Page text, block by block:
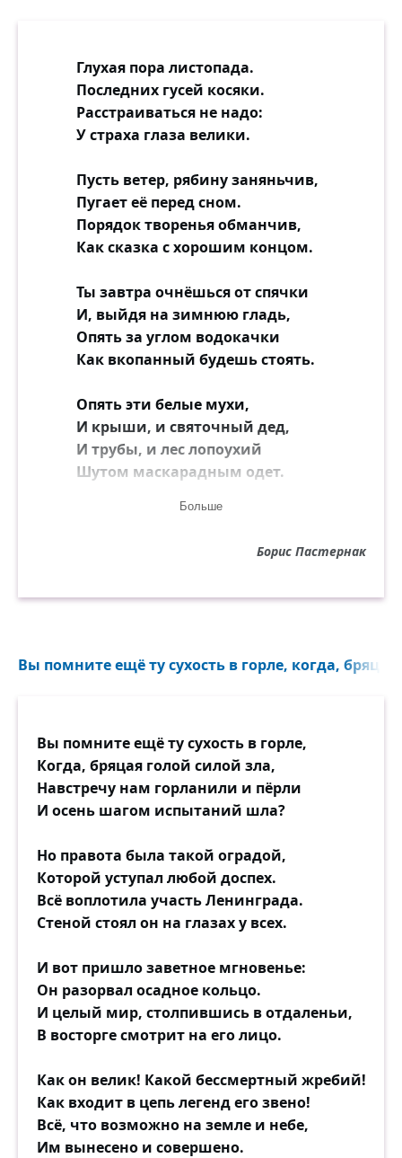
Глухая пора листопада.
Последних гусей косяки.
Расстраиваться не надо:
У страха глаза велики.
Пусть ветер, рябину заняньчив,
Пугает её перед сном.
Порядок творенья обманчив,
Как сказка с хорошим концом.
Ты завтра очнёшься от спячки
И, выйдя на зимнюю гладь,
Опять за углом водокачки
Как вкопанный будешь стоять.
Опять эти белые мухи,
И крыши, и святочный дед,
И трубы, и лес лопоухий
Шутом маскарадным одет.
Всё обледенело с размаху
И крадущейся росомахой
Здесь инея сводчатый терем,
За снежной густой занавеской
Какой-то сторожки стена,
Дорога, и край перелеска,
И новая чаща видна.
Торжественное затишье,
Оправленное в резьбу,
Похоже на четверостишье
О спящей царевне в гробу.
И белому мёртвому царству,
Бросавшему мысленно в дрожь,
Я тихо шепчу: «Благодарствуй,
Ты больше, чем просят, даёшь».
Больше
Борис Пастернак
Вы помните ещё ту сухость в горле, когда,
Вы помните ещё ту сухость в горле,
Когда, бряцая голой силой зла,
Навстречу нам горланили и пёрли
И осень шагом испытаний шла?
Но правота была такой оградой,
Которой уступал любой доспех.
Всё воплотила участь Ленинграда.
Стеной стоял он на глазах у всех.
И вот пришло заветное мгновенье:
Он разорвал осадное кольцо.
И целый мир, столпившись в отдаленьи,
B восторге смотрит на его лицо.
Как он велик! Какой бессмертный жребий!
Как входит в цепь легенд его звено!
Всё, что возможно на земле и небе,
Им вынесено и совершено.